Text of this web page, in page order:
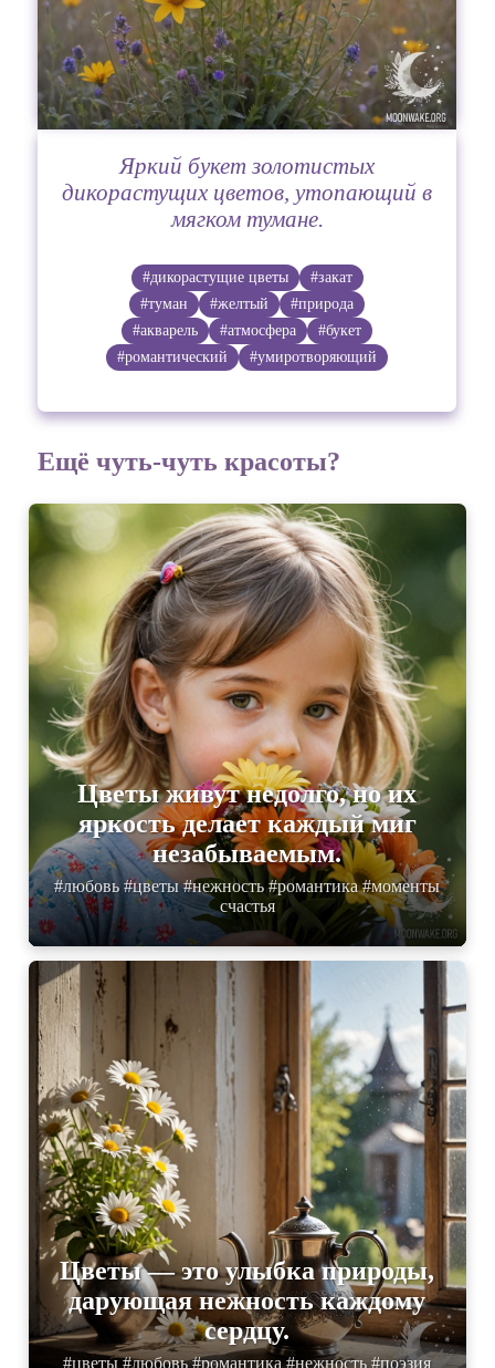
Яркий букет золотистых
дикорастущих цветов, утопающий в
мягком тумане.
#дикорастущие цветы
#закат
#туман
#желтый
#природа
#акварель
#атмосфера
#букет
#романтический
#умиротворяющий
Ещё чуть-чуть красоты?
Цветы живут недолго, но их
яркость делает каждый миг
незабываемым.
#любовь #цветы #нежность #романтика #моменты
счастья
Цветы — это улыбка природы,
дарующая нежность каждому
сердцу.
#цветы #любовь #романтика #нежность #поэзия